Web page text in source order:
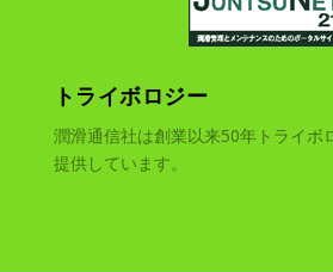
トライボロジー
潤滑通信社は創業以来50年トライボ
提供しています。